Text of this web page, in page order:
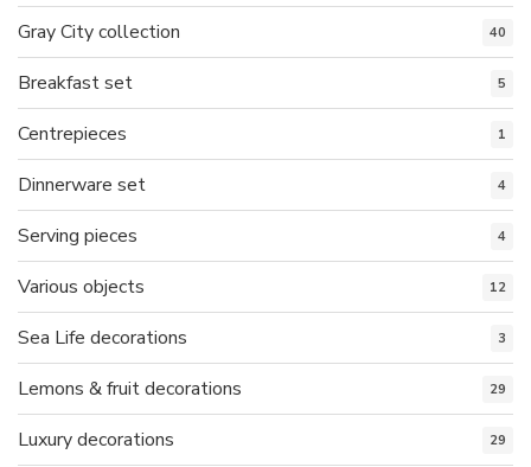
Gray City collection 40
Breakfast set 5
Centrepieces 1
Dinnerware set 4
Serving pieces 4
Various objects 12
Sea Life decorations 3
Lemons & fruit decorations 29
Luxury decorations 29